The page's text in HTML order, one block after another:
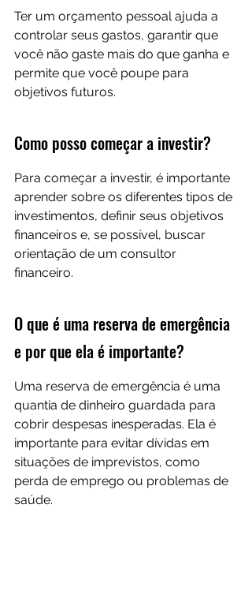
Ter um orçamento pessoal ajuda a
controlar seus gastos, garantir que
você não gaste mais do que ganha e
permite que você poupe para
objetivos futuros.
Como posso começar a investir?
Para começar a investir, é importante
aprender sobre os diferentes tipos de
investimentos, definir seus objetivos
financeiros e, se possível, buscar
orientação de um consultor
financeiro.
O que é uma reserva de emergência
e por que ela é importante?
Uma reserva de emergência é uma
quantia de dinheiro guardada para
cobrir despesas inesperadas. Ela é
importante para evitar dívidas em
situações de imprevistos, como
perda de emprego ou problemas de
saúde.